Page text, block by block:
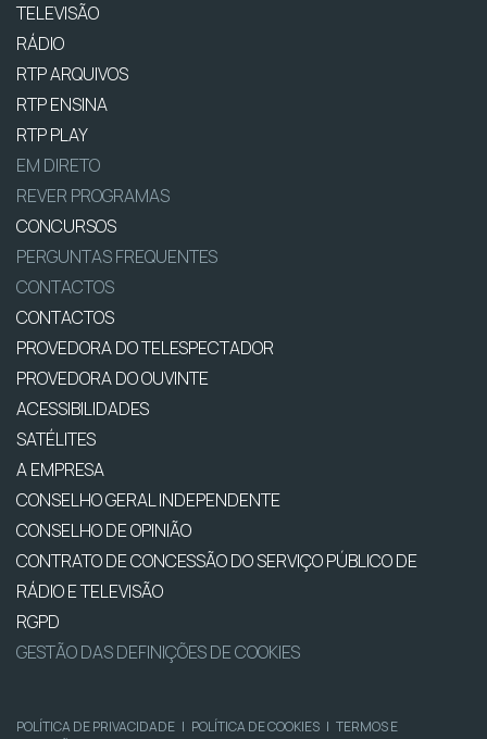
TELEVISÃO
RÁDIO
RTP ARQUIVOS
RTP ENSINA
RTP PLAY
EM DIRETO
REVER PROGRAMAS
CONCURSOS
PERGUNTAS FREQUENTES
CONTACTOS
CONTACTOS
PROVEDORA DO TELESPECTADOR
PROVEDORA DO OUVINTE
ACESSIBILIDADES
SATÉLITES
A EMPRESA
CONSELHO GERAL INDEPENDENTE
CONSELHO DE OPINIÃO
CONTRATO DE CONCESSÃO DO SERVIÇO PÚBLICO DE
RÁDIO E TELEVISÃO
RGPD
GESTÃO DAS DEFINIÇÕES DE COOKIES
POLÍTICA DE PRIVACIDADE | POLÍTICA DE COOKIES | TERMOS E